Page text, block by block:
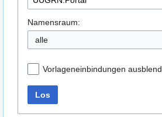
Namensraum:
alle
Vorlageneinbindungen
Los